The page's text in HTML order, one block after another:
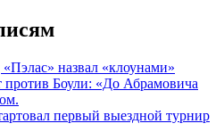
назвал «клоунами»
против Боули: «До Абрамовича
первый выездной турнир